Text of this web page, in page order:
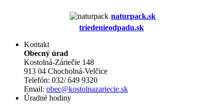
naturpack.sk
triedenieodpadu.sk
Kontakt
Obecný úrad
Kostolná-Záriečie 148
913 04 Chocholná-Velčice
Telefón: 032/ 649 9320
Email: obec@kostolnazariecie.sk
Úradné hodiny